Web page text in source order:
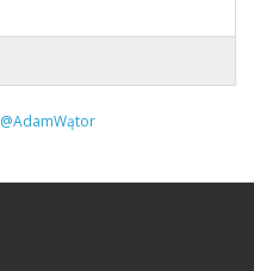
@AdamWątor